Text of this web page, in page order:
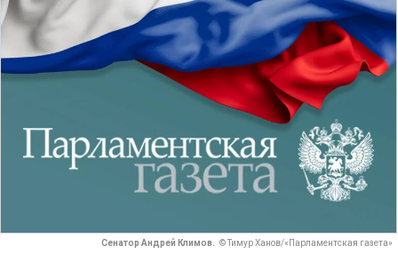
Сенатор Андрей Климов. © Тимур Ханов/«Парламентская газета»